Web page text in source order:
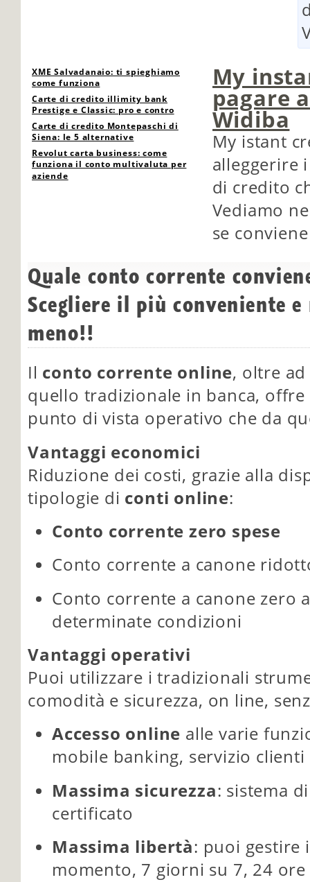
XME Salvadanaio: ti spieghiamo
come funziona
Carte di credito illimity bank
Prestige e Classic: pro e contro
Carte di credito Montepaschi di
Siena: le 5 alternative
Revolut carta business: come
funziona il conto multivaluta per
aziende
My
pagare
Widiba
My istant
alleggerire
di credito
Vediamo
se
Quale conto corrente
Scegliere il più conveniente
meno!!
Il conto corrente online, oltre
quello tradizionale in banca,
punto di vista operativo che da
Vantaggi economici
Riduzione dei costi, grazie alla
tipologie di conti online:
Conto corrente zero spese
Conto corrente a canone
Conto corrente a canone zero
determinate condizioni
Vantaggi operativi
Puoi utilizzare i tradizionali
comodità e sicurezza, on line,
Accesso online alle varie
mobile banking, servizio clienti
Massima sicurezza: sistema
certificato
Massima libertà: puoi gestire
momento, 7 giorni su 7, 24 ore